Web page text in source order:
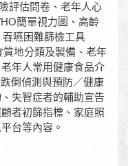
評估問卷、老年人心
簡單視力圖、高齡
嚥困難篩檢工具
質地分類及製備、老年
年人常用健康食品介
倒偵測與預防／健康
失智症者的輔助宣告
者初篩指標、家庭照
台等內容。